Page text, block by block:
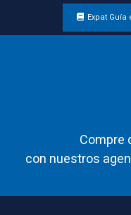
Expat Guía
Compre
con nuestros